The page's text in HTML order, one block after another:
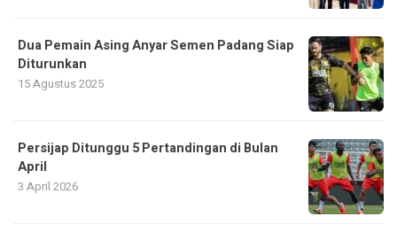
Dua Pemain Asing Anyar Semen Padang Siap
Diturunkan
15 Agustus 2025
Persijap Ditunggu 5 Pertandingan di Bulan
April
3 April 2026